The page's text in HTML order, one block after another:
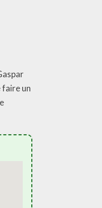
faire un